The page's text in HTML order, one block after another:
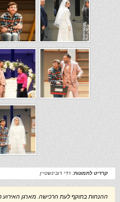
קרדיט לתמונות: רדי רובינשטיין
ההנחות בתוקף לעת הרכישה. מארגן